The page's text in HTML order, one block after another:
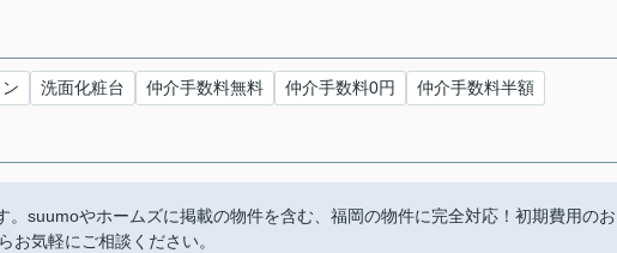
洗面化粧台 仲介手数料無料 仲介手数料0円 仲介手数料半額
。suumoやホームズに掲載の物件を含む、福岡の物件に完全対応！初期費用のお
お気軽にご相談ください。